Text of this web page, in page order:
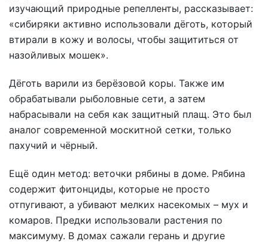
изучающий природные репелленты, рассказывает:
«сибиряки активно использовали дёготь, который
втирали в кожу и волосы, чтобы защититься от
назойливых мошек».
Дёготь варили из берёзовой коры. Также им
обрабатывали рыболовные сети, а затем
набрасывали на себя как защитный плащ. Это был
аналог современной москитной сетки, только
пахучий и чёрный.
Ещё один метод: веточки рябины в доме. Рябина
содержит фитонциды, которые не просто
отпугивают, а убивают мелких насекомых – мух и
комаров. Предки использовали растения по
максимуму. В домах сажали герань и другие